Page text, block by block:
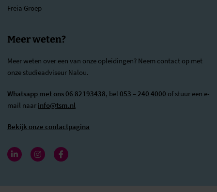
Freia Groep
Meer weten?
Meer weten over een van onze opleidingen? Neem contact op met
onze studieadviseur Nalou.
Whatsapp met ons 06 82193438, bel 053 – 240 4000 of stuur een e-
mail naar info@tsm.nl
Bekijk onze contactpagina